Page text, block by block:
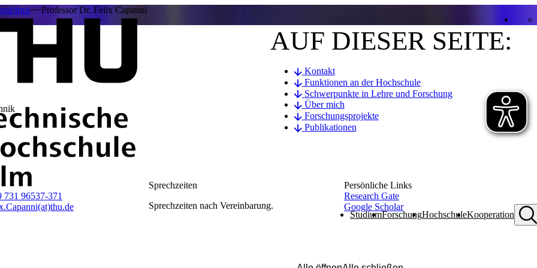
StudiumForschungHochschuleKooperation
Professor Dr. Felix Capanni
AUF DIESER SEITE:
Kontakt
Funktionen an der Hochschule
Schwerpunkte in Lehre und Forschung
Über mich
Forschungsprojekte
Publikationen
731 96537-371
Sprechzeiten
Sprechzeiten nach Vereinbarung.
Persönliche Links
Research Gate
Google Scholar